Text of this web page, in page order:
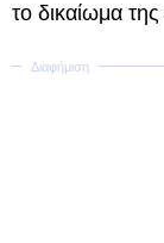
το δικαίωμα